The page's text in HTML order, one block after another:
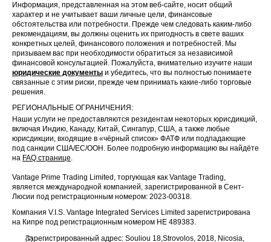
Информация, представленная на этом веб-сайте, носит общий
характер и не учитывает ваши личные цели, финансовые
обстоятельства или потребности. Прежде чем следовать каким-либо
рекомендациям, вы должны оценить их пригодность в свете ваших
конкретных целей, финансового положения и потребностей. Мы
призываем вас при необходимости обратиться за независимой
финансовой консультацией. Пожалуйста, внимательно изучите наши
юридические документы и убедитесь, что вы полностью понимаете
связанные с этим риски, прежде чем принимать какие-либо торговые
решения.
РЕГИОНАЛЬНЫЕ ОГРАНИЧЕНИЯ:
Наши услуги не предоставляются резидентам некоторых юрисдикций,
включая Индию, Канаду, Китай, Сингапур, США, а также любые
юрисдикции, входящие в «чёрный список» ФАТФ или подпадающие
под санкции США/ЕС/ООН. Более подробную информацию вы найдёте
на FAQ странице.
Vantage Prime Trading Limited, торгующая как Vantage Trading,
является международной компанией, зарегистрированной в Сент-
Люсии под регистрационным номером: 2023-00318.
Компания V.I.S. Vantage Integrated Services Limited зарегистрирована
на Кипре под регистрационным номером HE 489383.
Зарегистрированный адрес: Souliou 18,Strovolos, 2018, Nicosia,